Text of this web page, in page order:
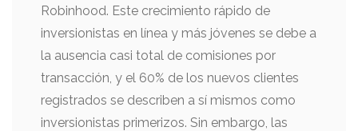
Robinhood. Este crecimiento rápido de
inversionistas en línea y más jóvenes se debe a
la ausencia casi total de comisiones por
transacción, y el 60% de los nuevos clientes
registrados se describen a sí mismos como
inversionistas primerizos. Sin embargo, las